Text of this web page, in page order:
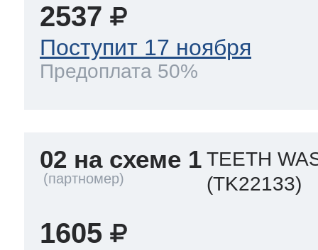
2537
Поступит 17 ноября
Предоплата 50%
02 на схеме 1 TEETH
(TK22133)
1605